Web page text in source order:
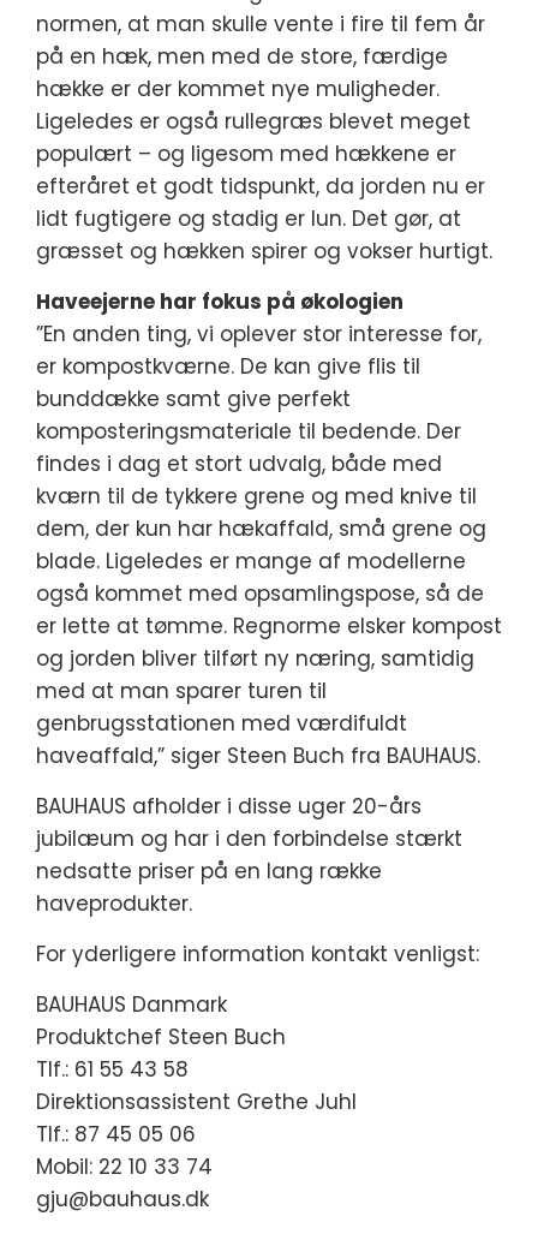
normen, at man skulle vente i fire til fem år
på en hæk, men med de store, færdige
hække er der kommet nye muligheder.
Ligeledes er også rullegræs blevet meget
populært – og ligesom med hækkene er
efteråret et godt tidspunkt, da jorden nu er
lidt fugtigere og stadig er lun. Det gør, at
græsset og hækken spirer og vokser hurtigt.
Haveejerne har fokus på økologien
”En anden ting, vi oplever stor interesse for,
er kompostkværne. De kan give flis til
bunddække samt give perfekt
komposteringsmateriale til bedende. Der
findes i dag et stort udvalg, både med
kværn til de tykkere grene og med knive til
dem, der kun har hækaffald, små grene og
blade. Ligeledes er mange af modellerne
også kommet med opsamlingspose, så de
er lette at tømme. Regnorme elsker kompost
og jorden bliver tilført ny næring, samtidig
med at man sparer turen til
genbrugsstationen med værdifuldt
haveaffald,” siger Steen Buch fra BAUHAUS.
BAUHAUS afholder i disse uger 20-års
jubilæum og har i den forbindelse stærkt
nedsatte priser på en lang række
haveprodukter.
For yderligere information kontakt venligst:
BAUHAUS Danmark
Produktchef Steen Buch
Tlf.: 61 55 43 58
Direktionsassistent Grethe Juhl
Tlf.: 87 45 05 06
Mobil: 22 10 33 74
gju@bauhaus.dk